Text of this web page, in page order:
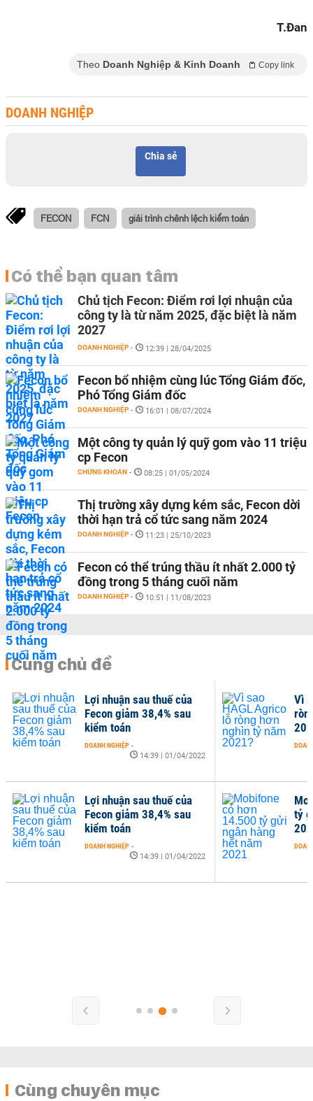
T.Đan
Theo Doanh Nghiệp & Kinh Doanh Copy link
DOANH NGHIỆP
Chia sẻ
FECON FCN giải trình chênh lệch kiểm toán
Có thể bạn quan tâm
Chủ tịch Fecon: Điểm rơi lợi nhuận của
công ty là từ năm 2025, đặc biệt là năm
2027
DOANH NGHIỆP - 12:39 | 28/04/2025
Fecon bổ nhiệm cùng lúc Tổng Giám đốc,
Phó Tổng Giám đốc
DOANH NGHIỆP - 16:01 | 08/07/2024
Một công ty quản lý quỹ gom vào 11 triệu
cp Fecon
CHỨNG KHOÁN - 08:25 | 01/05/2024
Thị trường xây dựng kém sắc, Fecon dời
thời hạn trả cổ tức sang năm 2024
DOANH NGHIỆP - 11:23 | 25/10/2023
Fecon có thể trúng thầu ít nhất 2.000 tỷ
đồng trong 5 tháng cuối năm
DOANH NGHIỆP - 10:51 | 11/08/2023
Cùng chủ đề
tỷ
Lợi nhuận sau thuế của
Fecon giảm 38,4% sau
kiểm toán
DOANH NGHIỆP -
14:39 | 01/04/2022
Lợi nhuận sau thuế của
Fecon giảm 38,4% sau
kiểm toán
DOANH NGHIỆP -
14:39 | 01/04/2022
Vì
Cùng chuyên mục